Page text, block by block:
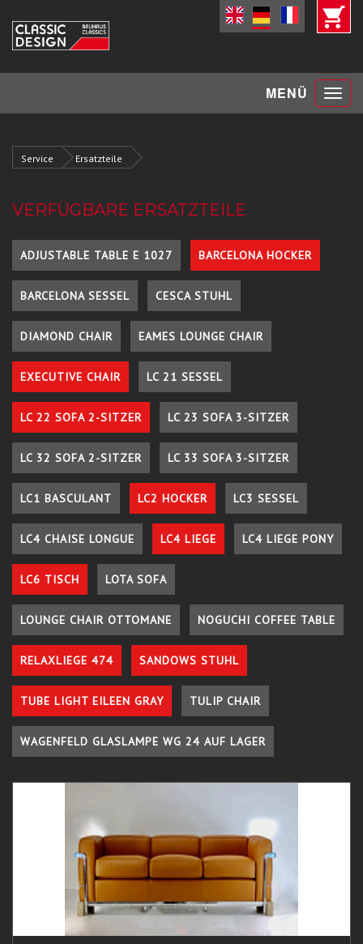
MENÜ Toggle
Service Ersatzteile
VERFÜGBARE ERSATZTEILE
ADJUSTABLE TABLE E 1027 BARCELONA HOCKER
BARCELONA SESSEL CESCA STUHL
DIAMOND CHAIR EAMES LOUNGE CHAIR
EXECUTIVE CHAIR LC 21 SESSEL
LC 22 SOFA 2-SITZER LC 23 SOFA 3-SITZER
LC 32 SOFA 2-SITZER LC 33 SOFA 3-SITZER
LC1 BASCULANT LC2 HOCKER LC3 SESSEL
LC4 CHAISE LONGUE LC4 LIEGE LC4 LIEGE PONY
LC6 TISCH LOTA SOFA
LOUNGE CHAIR OTTOMANE NOGUCHI COFFEE TABLE
RELAXLIEGE 474 SANDOWS STUHL
TUBE LIGHT EILEEN GRAY TULIP CHAIR
WAGENFELD GLASLAMPE WG 24 AUF LAGER